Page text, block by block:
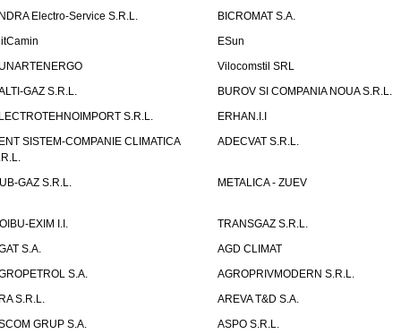
Electro-Service S.R.L.
BICROMAT S.A.
ESun
Vilocomstil SRL
GAZ S.R.L.
BUROV SI COMPANIA NOUA S.R.L.
S.R.L.
ERHAN.I.I
SISTEM-COMPANIE CLIMATICA
ADECVAT S.R.L.
GAZ S.R.L. METALICA - ZUEV
EXIM I.I.
TRANSGAZ S.R.L.
S.A.
AGD CLIMAT
S.A.
AGROPRIVMODERN S.R.L.
S.R.L.
AREVA T&D S.A.
GRUP S.A.
ASPO S.R.L.